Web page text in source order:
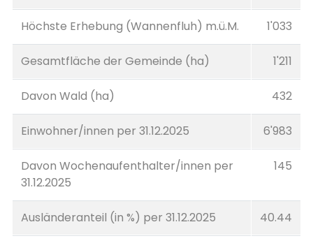
Höchste Erhebung (Wannenfluh) m.ü.M. 1'033
Gesamtfläche der Gemeinde (ha) 1'211
Davon Wald (ha) 432
Einwohner/innen per 31.12.2025 6'983
Davon Wochenaufenthalter/innen per
31.12.2025
145
Ausländeranteil (in %) per 31.12.2025 40.44